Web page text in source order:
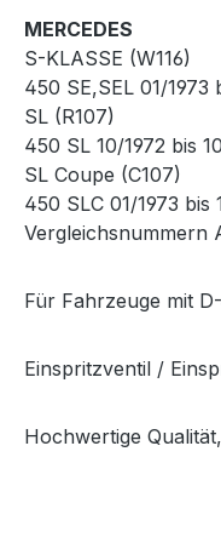
MERCEDES
S-KLASSE (W116)
450 SE,SEL 01/
SL (R107)
450 SL 10/1972 bis
SL Coupe (C107)
450 SLC 01/1973 bis
Vergleichsnummern
Für Fahrzeuge mit
Einspritzventil /
Hochwertige